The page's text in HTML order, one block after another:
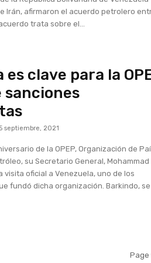
Irán, afirmaron el acuerdo petrolero
trata sobre el...
es clave para la
sanciones
septiembre, 2021
de la OPEP, Organización de
su Secretario General, Mohammad
visita oficial a Venezuela, uno de los
fundó dicha organización. Barkindo, se
Page